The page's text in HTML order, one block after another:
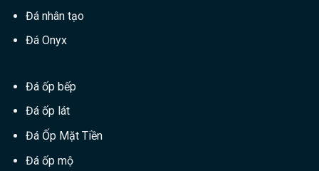
Đá nhân tạo
Đá Onyx
Đá ốp bếp
Đá ốp lát
Đá Ốp Mặt Tiền
Đá ốp mộ